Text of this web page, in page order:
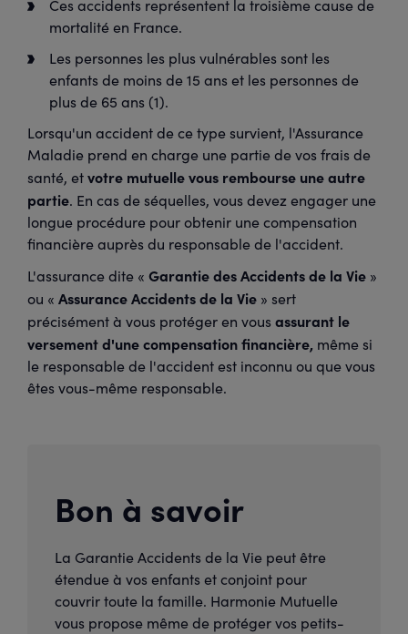
Ces accidents représentent la troisième cause de
mortalité en France.
Les personnes les plus vulnérables sont les
enfants de moins de 15 ans et les personnes de
plus de 65 ans (1).
Lorsqu'un accident de ce type survient, l'Assurance
Maladie prend en charge une partie de vos frais de
santé, etvotre mutuelle vous rembourse une autre
partie. En cas de séquelles, vous devez engager une
longue procédure pour obtenir une compensation
financière auprès du responsable de l'accident.
L'assurance dite « Garantie des Accidents de la Vie »
ou « Assurance Accidents de la Vie » sert
précisément à vous protéger en vousassurant le
versement d'une compensation financière, même si
le responsable de l'accident est inconnu ou que vous
êtes vous-même responsable.
Bon à savoir
La Garantie Accidents de la Vie peut être
étendue à vos enfants et conjoint pour
couvrir toute la famille. Harmonie Mutuelle
vous propose même de protéger vos petits-